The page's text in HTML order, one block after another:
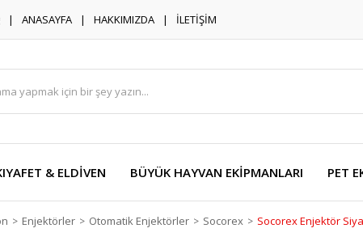
ANASAYFA HAKKIMIZDA İLETİŞİM
& ELDİVEN BÜYÜK HAYVAN EKİPMANLARI PET
Enjektörler Otomatik Enjektörler Socorex Socorex Enjektör